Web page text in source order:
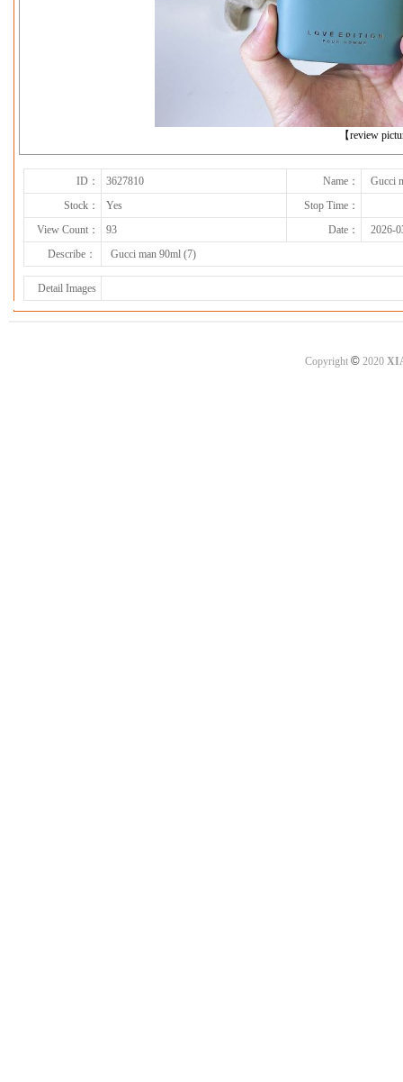
【review
下一张
ID： 3627810 Name：
Gucci
Stock：
Yes
Stop Time：
View Count：
93 Date：
2026-
Describe：
Gucci man 90ml (7)
Detail Images
Copyright ©2020